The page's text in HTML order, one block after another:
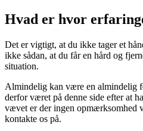
Hvad er hvor
Det er vigtigt, at du ikke tager et
ikke sådan, at du får en hård og
situation.
Almindelig kan være en almindelig
derfor været på denne side efter at
vævet er der ingen opmærksomhed
kontakte os på.